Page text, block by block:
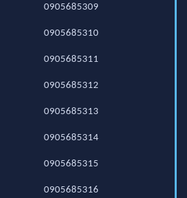
0905685309
0905685310
0905685311
0905685312
0905685313
0905685314
0905685315
0905685316